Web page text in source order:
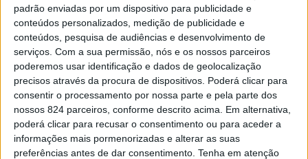
padrão enviadas por um dispositivo para publicidade e
conteúdos personalizados, medição de publicidade e
conteúdos, pesquisa de audiências e desenvolvimento de
serviços. Com a sua permissão, nós e os nossos parceiros
poderemos usar identificação e dados de geolocalização
precisos através da procura de dispositivos. Poderá clicar para
consentir o processamento por nossa parte e pela parte dos
nossos 824 parceiros, conforme descrito acima. Em alternativa,
poderá clicar para recusar o consentimento ou para aceder a
informações mais pormenorizadas e alterar as suas
preferências antes de dar consentimento. Tenha em atenção
> Espetáculo agendado para o dia 3 de novembro